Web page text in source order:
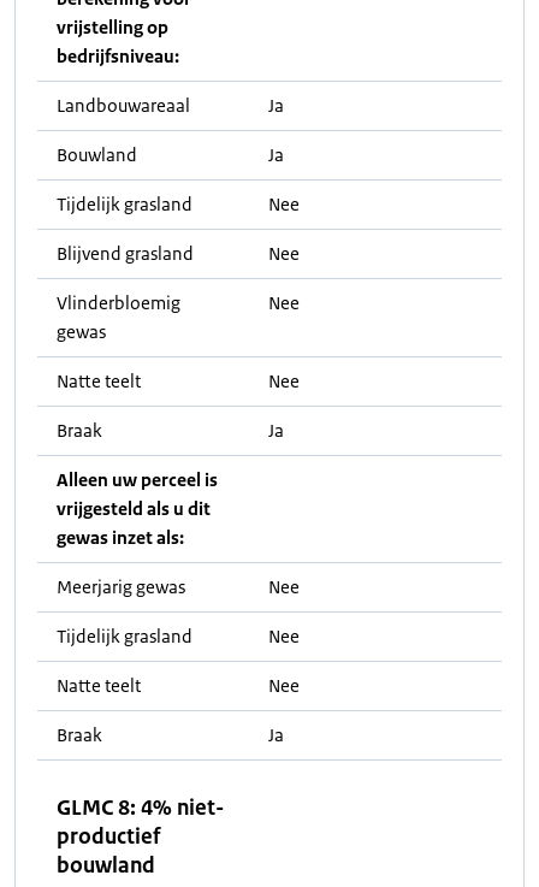
vrijstelling op
bedrijfsniveau:
Landbouwareaal Ja
Bouwland Ja
Tijdelijk grasland Nee
Blijvend grasland Nee
Vlinderbloemig
gewas
Nee
Natte teelt Nee
Braak Ja
Alleen uw perceel is
vrijgesteld als u dit
gewas inzet als:
Meerjarig gewas Nee
Tijdelijk grasland Nee
Natte teelt Nee
Braak Ja
GLMC 8: 4% niet-
productief
bouwland